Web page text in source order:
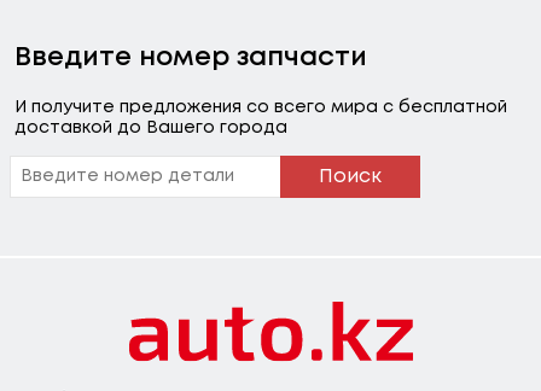
Введите номер запчасти
И получите предложения со всего мира с бесплатной
доставкой до Вашего города
Поиск